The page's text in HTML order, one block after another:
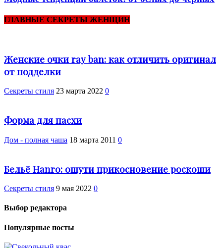
ГЛАВНЫЕ СЕКРЕТЫ ЖЕНЩИН
Женские очки ray ban: как отличить оригинал
от подделки
Секреты стиля 23 марта 2022 0
Форма для пасхи
Дом - полная чаша 18 марта 2011 0
Бельё Hanro: ощути прикосновение роскоши
Секреты стиля 9 мая 2022 0
Выбор редактора
Популярные посты